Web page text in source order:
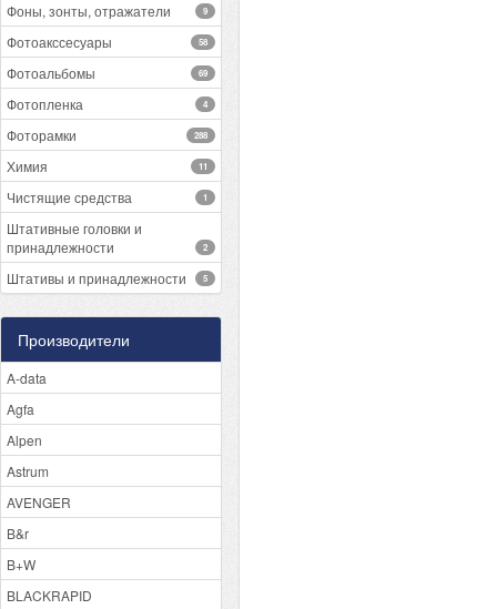
Фоны, зонты, отражатели 9
Фотоакссесуары 58
Фотоальбомы 69
Фотопленка 4
Фоторамки 288
Химия 11
Чистящие средства 1
Штативные головки и
принадлежности
2
Штативы и принадлежности 5
Производители
A-data
Agfa
Alpen
Astrum
AVENGER
B&r
B+W
BLACKRAPID